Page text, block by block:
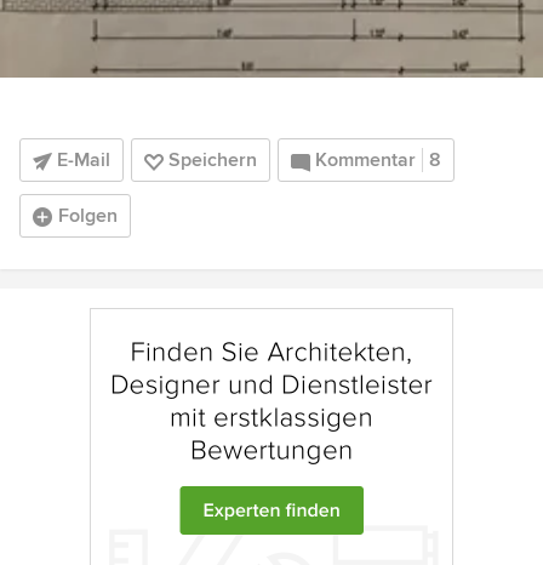
E-Mail Speichern Kommentar 8
Folgen